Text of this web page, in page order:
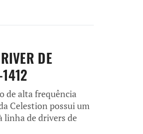
DE
de alta frequência
Celestion possui um
linha de drivers de